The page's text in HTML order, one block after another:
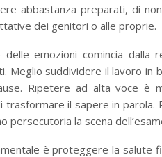
abbastanza preparati, di
dei genitori o alle proprie.
emozioni comincia
Meglio suddividere il lavoro
Ripetere ad alta voce è
trasformare il sapere in parola.
persecutoria la scena
è proteggere la salute